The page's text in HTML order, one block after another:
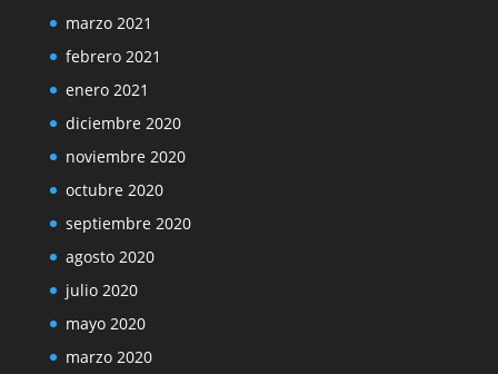
marzo 2021
febrero 2021
enero 2021
diciembre 2020
noviembre 2020
octubre 2020
septiembre 2020
agosto 2020
julio 2020
mayo 2020
marzo 2020